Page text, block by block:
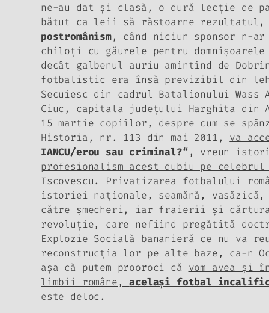
ne-au dat şi clasă , o dură lecţie de
bătut ca leii să răstoarne
postromânism, când niciun sponsor n-
chiloţi cu găurele pentru
decât galbenul auriu amintind de
fotbalistic era însă previzibil din
Secuiesc din cadrul Batalionului
Ciuc, capitala judeţului Harghita din
15 martie copiilor, despre cum se
Historia , nr. 113 din mai 2011, va
IANCU/erou sau criminal?“, vreun
profesionalism acest dubiu pe
Iscovescu. Privatizarea fotbalului
istoriei naţionale, seamănă, vasăzică,
către şmecheri, iar fraierii şi
revoluţie, care nefiind pregătită
Explozie Socială bananieră ce nu va
reconstrucţia lor pe alte baze, ca-n
aşa că putem prooroci că vom avea şi
limbii române,acelaşi fotbal
este deloc.